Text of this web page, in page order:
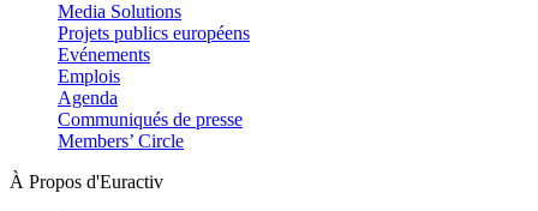
Media Solutions
Projets publics européens
Evénements
Emplois
Agenda
Communiqués de presse
Members’ Circle
À Propos d'Euractiv